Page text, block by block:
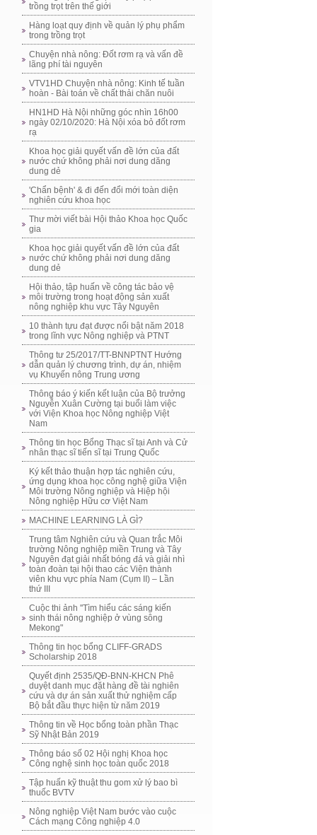
trồng trọt trên thế giới
Hàng loạt quy định về quản lý phụ phẩm
trong trồng trọt
Chuyện nhà nông: Đốt rơm rạ và vấn đề
lãng phí tài nguyên
VTV1HD Chuyện nhà nông: Kinh tế tuần
hoàn - Bài toán về chất thải chăn nuôi
HN1HD Hà Nội những góc nhìn 16h00
ngày 02/10/2020: Hà Nội xóa bỏ đốt rơm
rạ
Khoa học giải quyết vấn đề lớn của đất
nước chứ không phải nơi dung dăng
dung dẻ
'Chẩn bệnh' & đi đến đổi mới toàn diện
nghiên cứu khoa học
Thư mời viết bài Hội thảo Khoa học Quốc
gia
Khoa học giải quyết vấn đề lớn của đất
nước chứ không phải nơi dung dăng
dung dẻ
Hội thảo, tập huấn về công tác bảo vệ
môi trường trong hoạt động sản xuất
nông nghiệp khu vực Tây Nguyên
10 thành tựu đạt được nổi bật năm 2018
trong lĩnh vực Nông nghiệp và PTNT
Thông tư 25/2017/TT-BNNPTNT Hướng
dẫn quản lý chương trình, dự án, nhiệm
vụ Khuyến nông Trung ương
Thông báo ý kiến kết luận của Bộ trưởng
Nguyễn Xuân Cường tại buổi làm việc
với Viện Khoa học Nông nghiệp Việt
Nam
Thông tin học Bổng Thạc sĩ tại Anh và Cử
nhân thạc sĩ tiến sĩ tại Trung Quốc
Ký kết thảo thuận hợp tác nghiên cứu,
ứng dụng khoa học công nghệ giữa Viện
Môi trường Nông nghiệp và Hiệp hội
Nông nghiệp Hữu cơ Việt Nam
MACHINE LEARNING LÀ GÌ?
Trung tâm Nghiên cứu và Quan trắc Môi
trường Nông nghiệp miền Trung và Tây
Nguyên đạt giải nhất bóng đá và giải nhì
toàn đoàn tại hội thao các Viện thành
viên khu vực phía Nam (Cụm II) – Lần
thứ III
Cuộc thi ảnh ''Tìm hiểu các sáng kiến
sinh thái nông nghiệp ở vùng sông
Mekong"
Thông tin học bổng CLIFF-GRADS
Scholarship 2018
Quyết định 2535/QĐ-BNN-KHCN Phê
duyệt danh mục đặt hàng đề tài nghiên
cứu và dự án sản xuất thử nghiệm cấp
Bộ bắt đầu thực hiện từ năm 2019
Thông tin về Học bổng toàn phần Thạc
Sỹ Nhật Bản 2019
Thông báo số 02 Hội nghị Khoa học
Công nghệ sinh học toàn quốc 2018
Tập huấn kỹ thuật thu gom xử lý bao bì
thuốc BVTV
Nông nghiệp Việt Nam bước vào cuộc
Cách mạng Công nghiệp 4.0